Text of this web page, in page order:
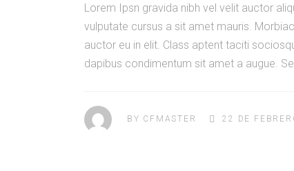
Lorem Ipsn gravida nibh vel velit auctor
vulputate cursus a sit amet mauris.
auctor eu in elit. Class aptent taciti
dapibus condimentum sit amet a augue.
BY CFMASTER 22 DE